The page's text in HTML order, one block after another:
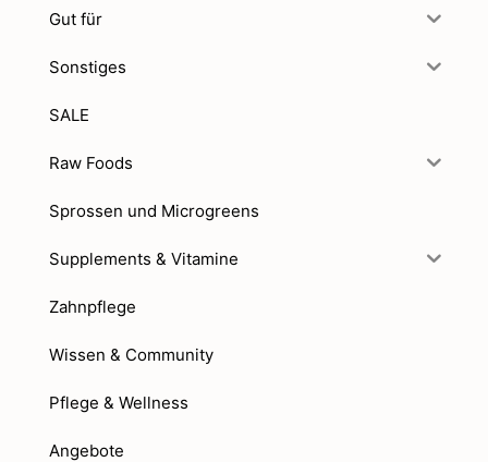
Gut für
Sonstiges
SALE
Raw Foods
Sprossen und Microgreens
Supplements & Vitamine
Zahnpflege
Wissen & Community
Pflege & Wellness
Angebote